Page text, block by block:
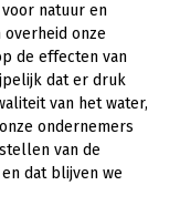
natuur en
onze
de effecten van
dat er druk
van het water,
ondernemers
van de
dat blijven we